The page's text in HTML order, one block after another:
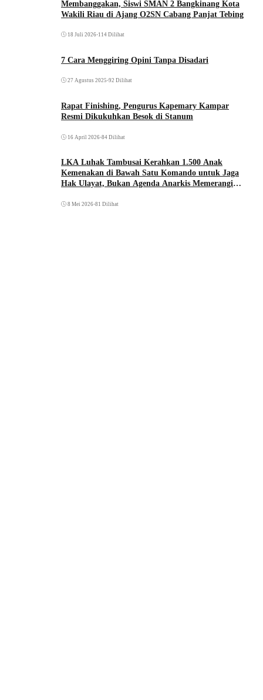
Membanggakan, Siswi SMAN 2 Bangkinang Kota
Wakili Riau di Ajang O2SN Cabang Panjat Tebing
18 Juli 2026•114 Dilihat
7 Cara Menggiring Opini Tanpa Disadari
27 Agustus 2025 •92 Dilihat
Rapat Finishing, Pengurus Kapemary Kampar
Resmi Dikukuhkan Besok di Stanum
16 April 2026•84 Dilihat
LKA Luhak Tambusai Kerahkan 1.500 Anak
Kemenakan di Bawah Satu Komando untuk Jaga
Hak Ulayat, Bukan Agenda Anarkis Memerangi
8 Mei 2026•81 Dilihat